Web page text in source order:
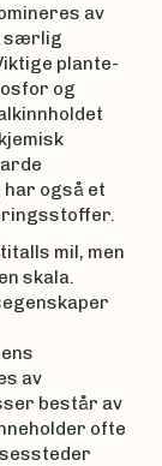
av
særlig
plante-
og
også et
mil, men
skala.
av
består av
ofte